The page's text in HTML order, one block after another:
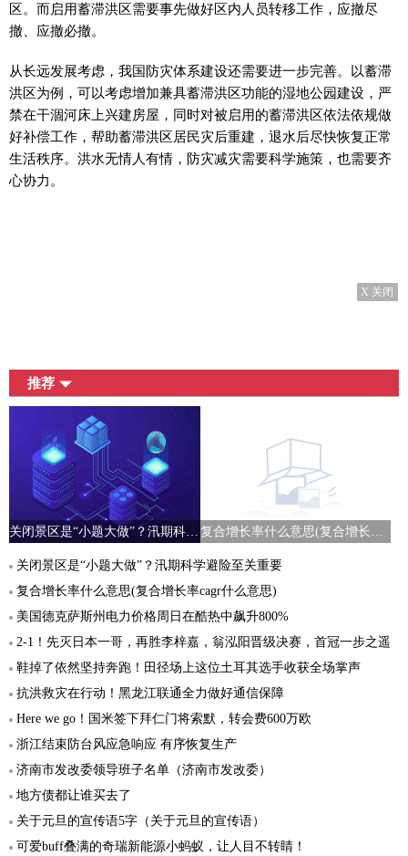
区。而启用蓄滞洪区需要事先做好区内人员转移工作，应撤尽
撤、应撤必撤。
从长远发展考虑，我国防灾体系建设还需要进一步完善。以蓄滞
洪区为例，可以考虑增加兼具蓄滞洪区功能的湿地公园建设，严
禁在干涸河床上兴建房屋，同时对被启用的蓄滞洪区依法依规做
好补偿工作，帮助蓄滞洪区居民灾后重建，退水后尽快恢复正常
生活秩序。洪水无情人有情，防灾减灾需要科学施策，也需要齐
心协力。
X 关闭
推荐
关闭景区是“小题大做”？汛期科学避险至关重要 复合增长率什么意思(复合增长率cagr什么意思)
关闭景区是“小题大做”？汛期科学避险至关重要
复合增长率什么意思(复合增长率cagr什么意思)
美国德克萨斯州电力价格周日在酷热中飙升800%
2-1！先灭日本一哥，再胜李梓嘉，翁泓阳晋级决赛，首冠一步之遥
鞋掉了依然坚持奔跑！田径场上这位土耳其选手收获全场掌声
抗洪救灾在行动！黑龙江联通全力做好通信保障
Here we go！国米签下拜仁门将索默，转会费600万欧
浙江结束防台风应急响应 有序恢复生产
济南市发改委领导班子名单（济南市发改委）
地方债都让谁买去了
关于元旦的宣传语5字（关于元旦的宣传语）
可爱buff叠满的奇瑞新能源小蚂蚁，让人目不转睛！